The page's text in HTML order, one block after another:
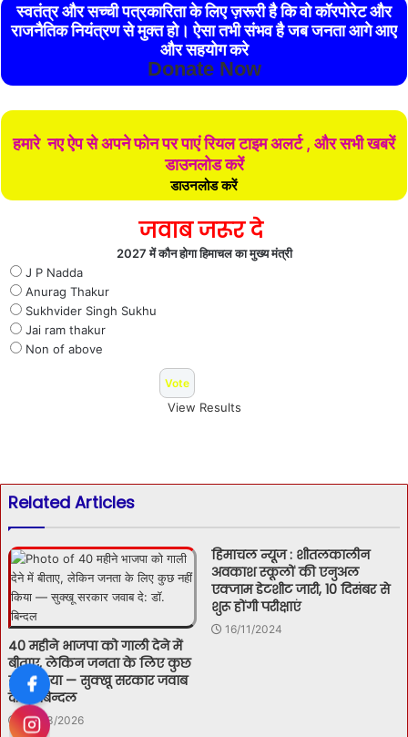
स्वतंत्र और सच्ची पत्रकारिता के लिए ज़रूरी है कि वो कॉरपोरेट और
राजनैतिक नियंत्रण से मुक्त हो। ऐसा तभी संभव है जब जनता आगे आए
और सहयोग करे
Donate Now
हमारे नए ऐप से अपने फोन पर पाएं रियल टाइम अलर्ट , और सभी खबरें
डाउनलोड करें
डाउनलोड करें
जवाब जरूर दे
2027 में कौन होगा हिमाचल का मुख्य मंत्री
J P Nadda
Anurag Thakur
Sukhvider Singh Sukhu
Jai ram thakur
Non of above
View Results
Related Articles
40 महीने भाजपा को गाली देने में
बीताए, लेकिन जनता के लिए कुछ
नहीं किया — सुक्खू सरकार जवाब
दे: डॉ. बिन्दल
07/03/2026
हिमाचल न्यूज : शीतलकालीन
अवकाश स्कूलों की एनुअल
एक्जाम डेटशीट जारी, 10 दिसंबर से
शुरू होंगी परीक्षाएं
16/11/2024